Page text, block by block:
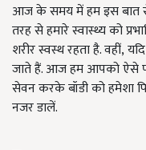
आज के समय में हम इस बात
तरह से हमारे स्वास्थ्य को
शरीर स्वस्थ रहता है. वहीं,
जाते हैं. आज हम आपको ऐसे
सेवन करके बॉडी को हमेशा
नजर डालें.